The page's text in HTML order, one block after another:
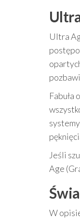
Ultra
Jeśli
Age
W